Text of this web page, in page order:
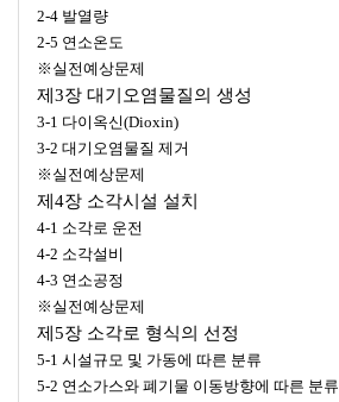
2-4 발열량
2-5 연소온도
※실전예상문제
제3장 대기오염물질의 생성
3-1 다이옥신(Dioxin)
3-2 대기오염물질 제거
※실전예상문제
제4장 소각시설 설치
4-1 소각로 운전
4-2 소각설비
4-3 연소공정
※실전예상문제
제5장 소각로 형식의 선정
5-1 시설규모 및 가동에 따른 분류
5-2 연소가스와 폐기물 이동방향에 따른 분류